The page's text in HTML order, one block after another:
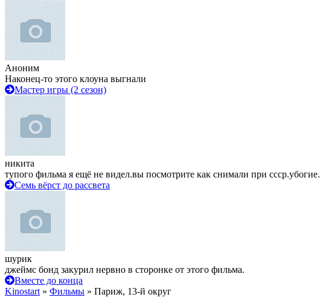
Аноним
Наконец-то этого клоуна выгнали
Мастер игры (2 сезон)
никита
тупого фильма я ещё не видел.вы посмотрите как снимали при ссср.убогие.
Семь вёрст до рассвета
шурик
джеймс бонд закурил нервно в сторонке от этого фильма.
Вместе до конца
Kinostart » Фильмы » Париж, 13-й округ